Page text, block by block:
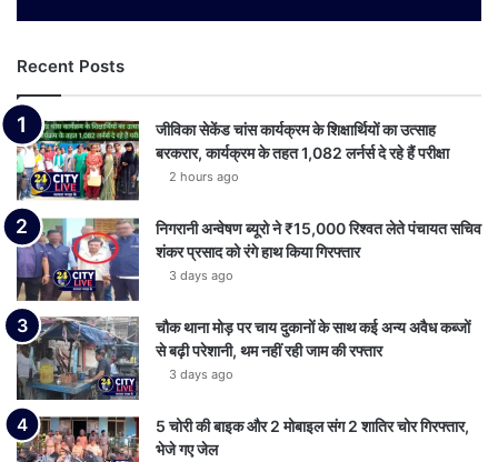
Recent Posts
जीविका सेकेंड चांस कार्यक्रम के शिक्षार्थियों का उत्साह
बरकरार, कार्यक्रम के तहत 1,082 लर्नर्स दे रहे हैं परीक्षा
2 hours ago
निगरानी अन्वेषण ब्यूरो ने ₹15,000 रिश्वत लेते पंचायत सचिव
शंकर प्रसाद को रंगे हाथ किया गिरफ्तार
3 days ago
चौक थाना मोड़ पर चाय दुकानों के साथ कई अन्य अवैध कब्जों
से बढ़ी परेशानी, थम नहीं रही जाम की रफ्तार
3 days ago
5 चोरी की बाइक और 2 मोबाइल संग 2 शातिर चोर गिरफ्तार,
भेजे गए जेल